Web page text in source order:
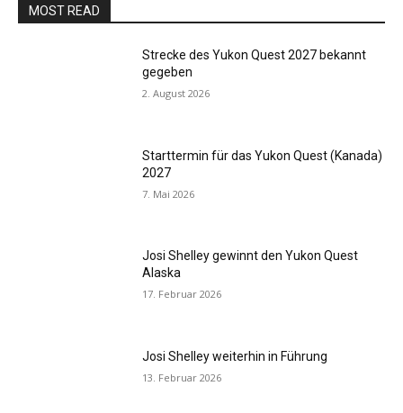
MOST READ
Strecke des Yukon Quest 2027 bekannt
gegeben
2. August 2026
Starttermin für das Yukon Quest (Kanada)
2027
7. Mai 2026
Josi Shelley gewinnt den Yukon Quest
Alaska
17. Februar 2026
Josi Shelley weiterhin in Führung
13. Februar 2026